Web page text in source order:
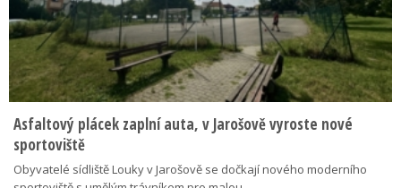
Asfaltový plácek zaplní auta, v Jarošově vyroste nové
sportoviště
Obyvatelé sídliště Louky v Jarošově se dočkají nového moderního